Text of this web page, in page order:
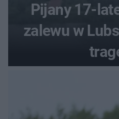
Pijany 17-
zalewu w